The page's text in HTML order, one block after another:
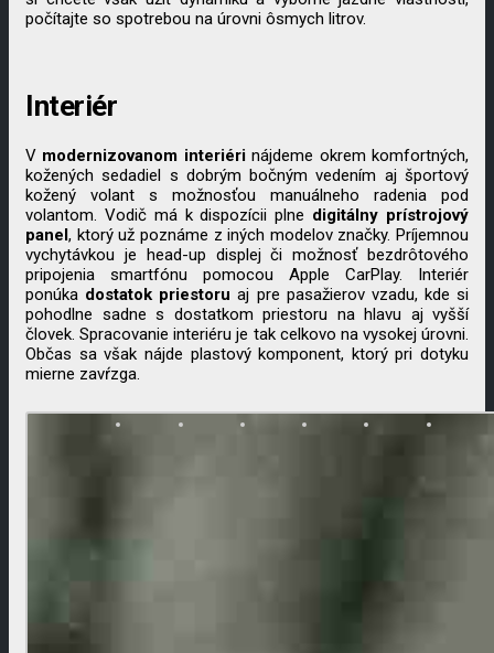
počítajte so spotrebou na úrovni ôsmych litrov.
Interiér
V modernizovanom interiérinájdeme okrem komfortných,
kožených sedadiel s dobrým bočným vedením aj športový
kožený volant s možnosťou manuálneho radenia pod
volantom. Vodič má k dispozícii plne digitálny prístrojový
panel, ktorý už poznáme z iných modelov značky. Príjemnou
vychytávkou je head-up displej či možnosť bezdrôtového
pripojenia smartfónu pomocou Apple CarPlay. Interiér
ponúka dostatok priestoru aj pre pasažierov vzadu, kde si
pohodlne sadne s dostatkom priestoru na hlavu aj vyšší
človek. Spracovanie interiéru je tak celkovo na vysokej úrovni.
Občas sa však nájde plastový komponent, ktorý pri dotyku
mierne zavŕzga.